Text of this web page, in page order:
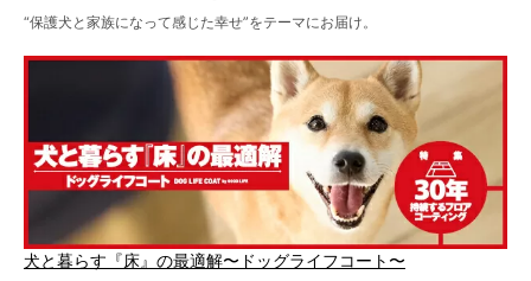
“保護犬と家族になって感じた幸せ”をテーマにお届け。
犬と暮らす『床』の最適解〜ドッグライフコート〜